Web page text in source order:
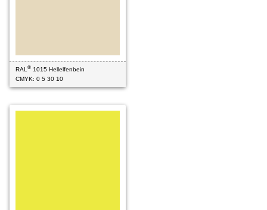
RAL® 1015 Hellelfenbein
CMYK: 0 5 30 10